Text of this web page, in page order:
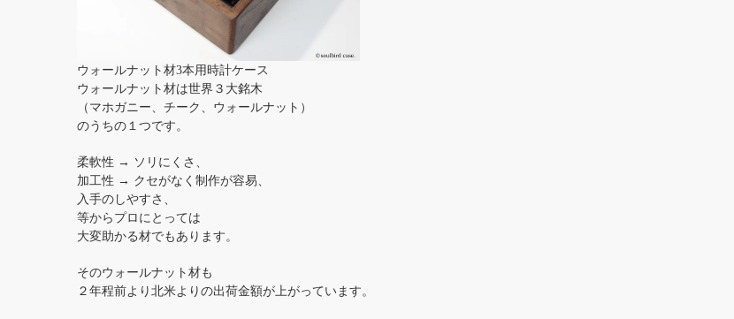
ウォールナット材3本用時計ケース
ウォールナット材は世界３大銘木
（マホガニー、チーク、ウォールナット）
のうちの１つです。
柔軟性 → ソリにくさ、
加工性 → クセがなく制作が容易、
入手のしやすさ、
等からプロにとっては
大変助かる材でもあります。
そのウォールナット材も
２年程前より北米よりの出荷金額が上がっています。